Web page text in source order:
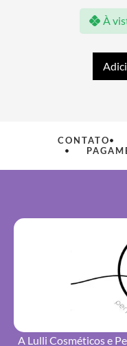
À
CONTATO
A Lulli Cosméticos e